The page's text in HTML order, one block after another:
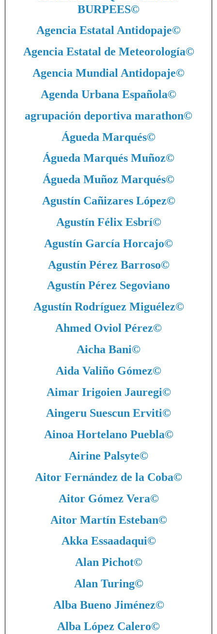
BURPEES©
Agencia Estatal Antidopaje©
Agencia Estatal de Meteorología©
Agencia Mundial Antidopaje©
Agenda Urbana Española©
agrupación deportiva marathon©
Águeda Marqués©
Águeda Marqués Muñoz©
Águeda Muñoz Marqués©
Agustín Cañizares López©
Agustín Félix Esbrí©
Agustín García Horcajo©
Agustín Pérez Barroso©
Agustín Pérez Segoviano
Agustín Rodríguez Miguélez©
Ahmed Oviol Pérez©
Aicha Bani©
Aida Valiño Gómez©
Aimar Irigoien Jauregi©
Aingeru Suescun Erviti©
Ainoa Hortelano Puebla©
Airine Palsyte©
Aitor Fernández de la Coba©
Aitor Gómez Vera©
Aitor Martín Esteban©
Akka Essaadaqui©
Alan Pichot©
Alan Turing©
Alba Bueno Jiménez©
Alba López Calero©